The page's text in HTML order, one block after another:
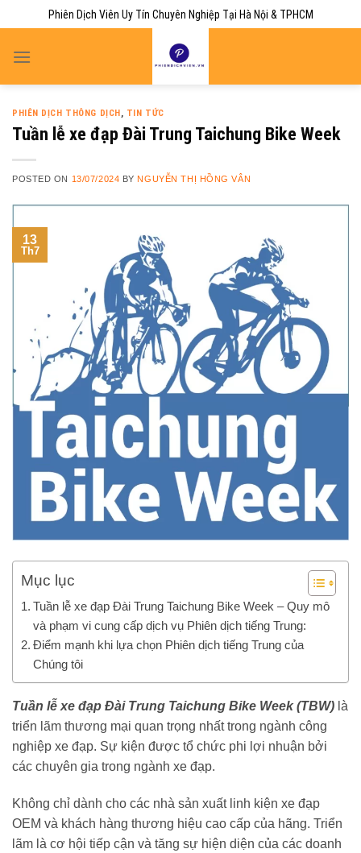
to
content
Phiên Dịch Viên Uy Tín Chuyên Nghiệp Tại Hà Nội & TPHCM
PHIÊN DỊCH THÔNG DỊCH, TIN TỨC
Tuần lễ xe đạp Đài Trung Taichung Bike Week
POSTED ON 13/07/2024 BYNGUYỄN THỊ HỒNG VÂN
13
Th7
Mục lục
Tuần lễ xe đạp Đài Trung Taichung Bike Week – Quy mô
và phạm vi cung cấp dịch vụ Phiên dịch tiếng Trung:
Điểm mạnh khi lựa chọn Phiên dịch tiếng Trung của
Chúng tôi
Tuần lễ xe đạp Đài Trung Taichung Bike Week (TBW) là
triển lãm thương mại quan trọng nhất trong ngành công
nghiệp xe đạp. Sự kiện được tổ chức phi lợi nhuận bởi
các chuyên gia trong ngành xe đạp.
Không chỉ dành cho các nhà sản xuất linh kiện xe đạp
OEM và khách hàng thương hiệu cao cấp của hãng. Triển
lãm là cơ hội tiếp cận và tăng sự hiện diện của các doanh